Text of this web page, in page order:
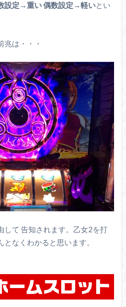
設定→重い 偶数設定→軽いとい
兆は・・・
して 告知されます。乙女2を打
なくわかると思います。